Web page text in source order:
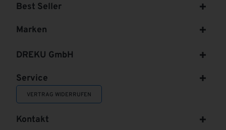
Best Seller
Marken
DREKU GmbH
Service
VERTRAG WIDERRUFEN
Kontakt